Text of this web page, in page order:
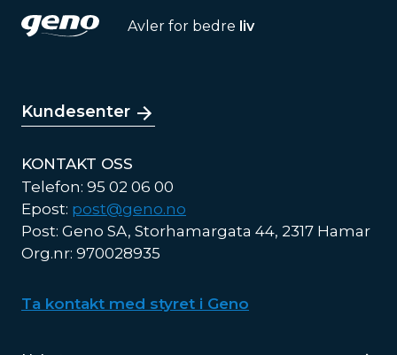
Avler for bedre liv
Kundesenter
KONTAKT OSS
Telefon: 95 02 06 00
Epost: post@geno.no
Post: Geno SA, Storhamargata 44, 2317 Hamar
Org.nr: 970028935
Ta kontakt med styret i Geno